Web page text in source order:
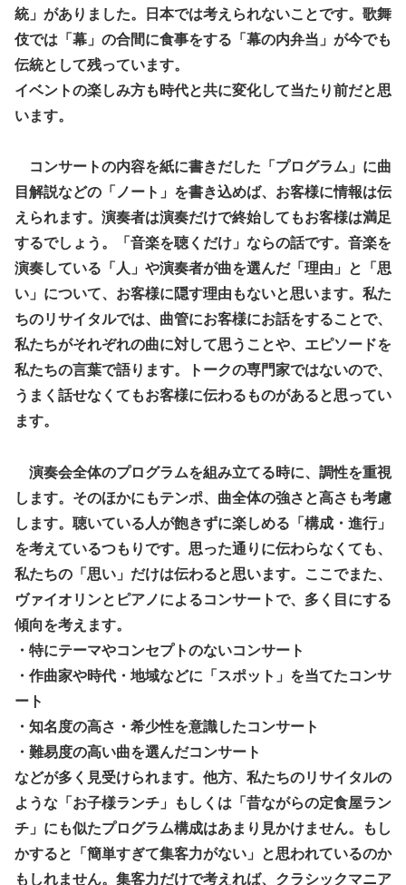
統」がありました。日本では考えられないことです。歌舞
伎では「幕」の合間に食事をする「幕の内弁当」が今でも
伝統として残っています。
イベントの楽しみ方も時代と共に変化して当たり前だと思
います。
コンサートの内容を紙に書きだした「プログラム」に曲
目解説などの「ノート」を書き込めば、お客様に情報は伝
えられます。演奏者は演奏だけで終始してもお客様は満足
するでしょう。「音楽を聴くだけ 」 ならの話です。音楽を
演奏している「人」や演奏者が曲を選んだ「理由」と「思
い」について、お客様に隠す理由もないと思います。私た
ちのリサイタルでは、曲管にお客様にお話をすることで、
私たちがそれぞれの曲に対して思うことや、エピソードを
私たちの言葉で語ります。トークの専門家ではないので、
うまく話せなくてもお客様に伝わるものがあると思ってい
ます。
演奏会全体のプログラムを組み立てる時に、調性を重視
します。そのほかにもテンポ、曲全体の強さと高さも考慮
します。聴いている人が飽きずに楽しめる「構成・進行」
を考えているつもりです。思った通りに伝わらなくても、
私たちの「思い」だけは伝わると思います。ここでまた、
ヴァイオリンとピアノによるコンサートで、多く目にする
傾向を考えます。
・特にテーマやコンセプトのないコンサート
・作曲家や時代・地域などに「スポット」を当てたコンサ
ート
・知名度の高さ・希少性を意識したコンサート
・難易度の高い曲を選んだコンサート
などが多く見受けられます。他方、私たちのリサイタルの
ような「お子様ランチ」もしくは「昔ながらの定食屋ラン
チ」にも似たプログラム構成はあまり見かけません。もし
かすると「簡単すぎて集客力がない」と思われているのか
もしれません。集客力だけで考えれば、クラシックマニア